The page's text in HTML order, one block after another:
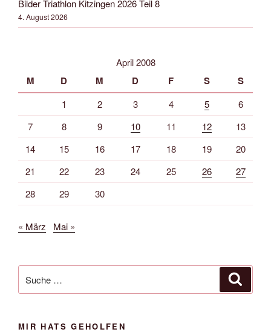
Bilder Triathlon Kitzingen 2026 Teil 8
4. August 2026
April 2008
M D M D F S S
1 2 3 4 5
6
7
8 9 10 11 12
13
14
15 16 17 18 19
20
21
22 23 24 25 26
27
28
29 30
« März Mai »
nach:
MIR HATS GEHOLFEN